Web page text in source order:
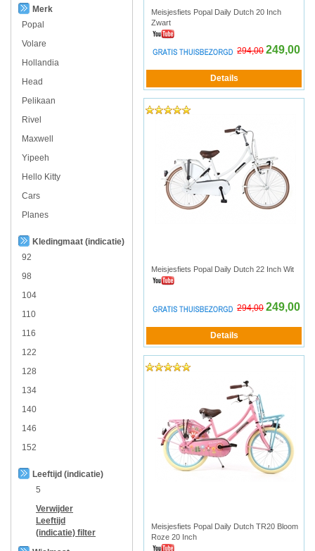
Merk
Popal
Volare
Hollandia
Head
Pelikaan
Rivel
Maxwell
Yipeeh
Hello Kitty
Cars
Planes
Kledingmaat (indicatie)
92
98
104
110
116
122
128
134
140
146
152
Leeftijd (indicatie)
5
Verwijder
Leeftijd
(indicatie) filter
Meisjesfiets Popal Daily Dutch 20 Inch
Zwart
294,00 249,00
Meisjesfiets Popal Daily Dutch 22 Inch Wit
294,00 249,00
Meisjesfiets Popal Daily Dutch TR20 Bloom
Roze 20 Inch